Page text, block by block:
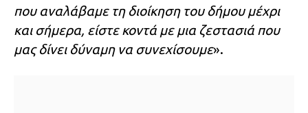
που αναλάβαμε τη διοίκηση του δήμου μέχρι
και σήμερα, είστε κοντά με μια ζεστασιά που
μας δίνει δύναμη να συνεχίσουμε».